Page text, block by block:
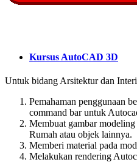
Kursus AutoCAD 3D
Untuk bidang Arsitektur dan
Pemahaman penggunaan
command bar untuk
Membuat gambar
Rumah atau objek lainnya.
Memberi material pada
Melakukan rendering